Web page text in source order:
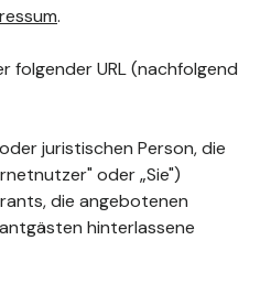
.
folgender URL (nachfolgend
juristischen Person, die
oder „Sie")
die angebotenen
hinterlassene